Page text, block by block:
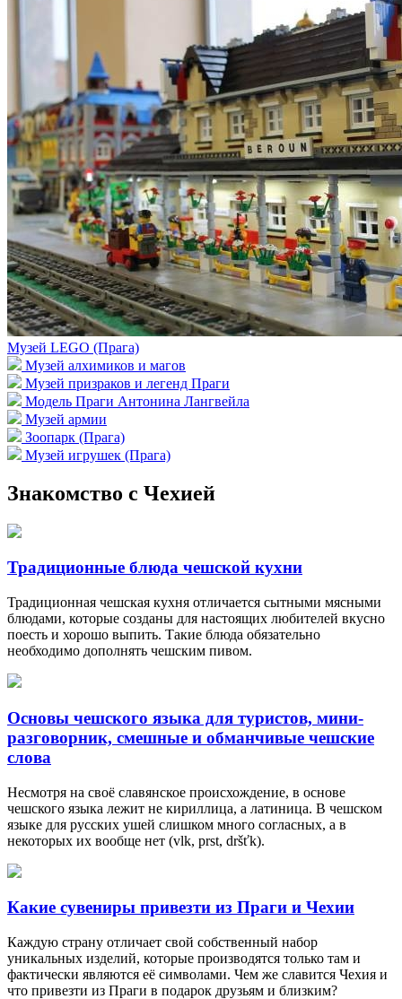
Музей LEGO (Прага)
Музей алхимиков и магов
Музей призраков и легенд Праги
Модель Праги Антонина Лангвейла
Музей армии
Зоопарк (Прага)
Музей игрушек (Прага)
Знакомство с Чехией
Традиционные блюда чешской кухни
Традиционная чешская кухня отличается сытными мясными
блюдами, которые созданы для настоящих любителей вкусно
поесть и хорошо выпить. Такие блюда обязательно
необходимо дополнять чешским пивом.
Основы чешского языка для туристов, мини-
разговорник, смешные и обманчивые чешские
слова
Несмотря на своё славянское происхождение, в основе
чешского языка лежит не кириллица, а латиница. В чешском
языке для русских ушей слишком много согласных, а в
некоторых их вообще нет (vlk, prst, dršťk).
Какие сувениры привезти из Праги и Чехии
Каждую страну отличает свой собственный набор
уникальных изделий, которые производятся только там и
фактически являются её символами. Чем же славится Чехия и
что привезти из Праги в подарок друзьям и близким?